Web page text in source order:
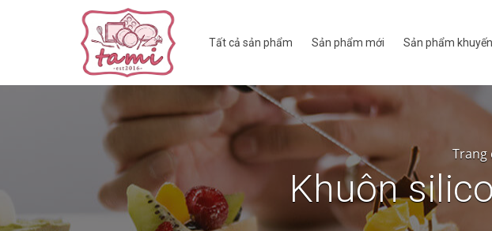
Tất cả sản phẩm Sản phẩm mới Sản phẩm
Trang
Khuôn